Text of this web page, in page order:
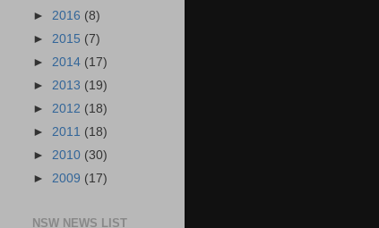
► 2016 (8)
► 2015 (7)
► 2014 (17)
► 2013 (19)
► 2012 (18)
► 2011 (18)
► 2010 (30)
► 2009 (17)
NSW NEWS LIST